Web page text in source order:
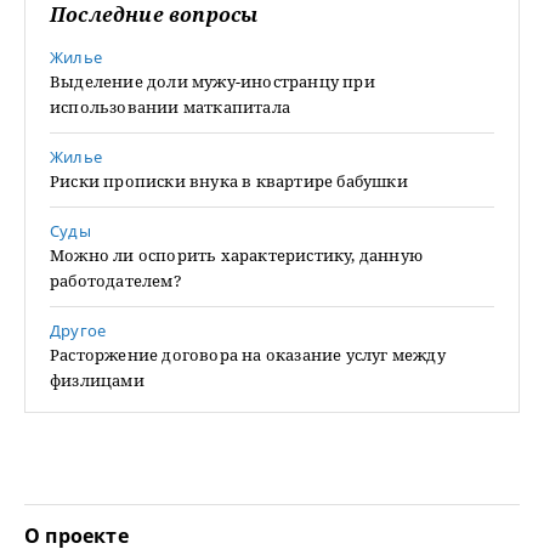
Последние вопросы
Жилье
Выделение доли мужу-иностранцу при
использовании маткапитала
Жилье
Риски прописки внука в квартире бабушки
Суды
Можно ли оспорить характеристику, данную
работодателем?
Другое
Расторжение договора на оказание услуг между
физлицами
О проекте